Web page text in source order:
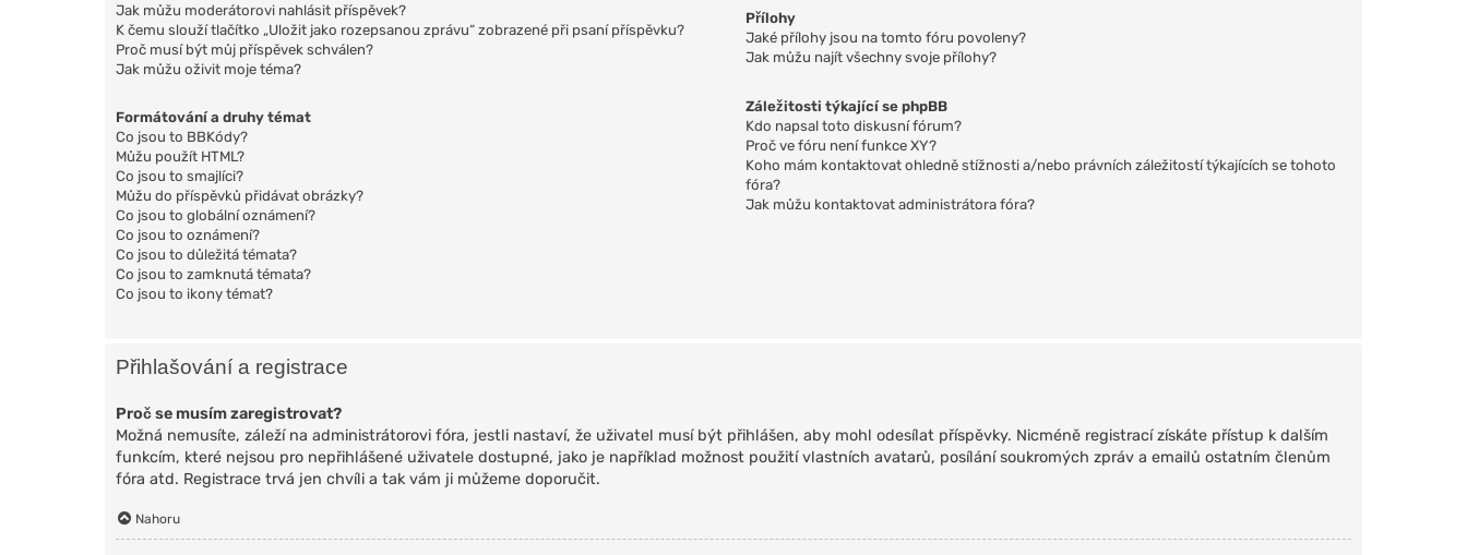
Jak můžu moderátorovi nahlásit příspěvek?
K čemu slouží tlačítko „Uložit jako rozepsanou zprávu“ zobrazené při psaní příspěvku?
Proč musí být můj příspěvek schválen?
Jak můžu oživit moje téma?
Formátování a druhy témat
Co jsou to BBKódy?
Můžu použít HTML?
Co jsou to smajlíci?
Můžu do příspěvků přidávat obrázky?
Co jsou to globální oznámení?
Co jsou to oznámení?
Co jsou to důležitá témata?
Co jsou to zamknutá témata?
Co jsou to ikony témat?
Přílohy
Jaké přílohy jsou na tomto fóru povoleny?
Jak můžu najít všechny svoje přílohy?
Záležitosti týkající se phpBB
Kdo napsal toto diskusní fórum?
Proč ve fóru není funkce XY?
Koho mám kontaktovat ohledně stížnosti a/nebo právních záležitostí týkajících se tohoto
fóra?
Jak můžu kontaktovat administrátora fóra?
Přihlašování a registrace
Proč se musím zaregistrovat?
Možná nemusíte, záleží na administrátorovi fóra, jestli nastaví, že uživatel musí být přihlášen, aby mohl odesílat příspěvky. Nicméně registrací získáte přístup k dalším
funkcím, které nejsou pro nepřihlášené uživatele dostupné, jako je například možnost použití vlastních avatarů, posílání soukromých zpráv a emailů ostatním členům
fóra atd. Registrace trvá jen chvíli a tak vám ji můžeme doporučit.
Nahoru